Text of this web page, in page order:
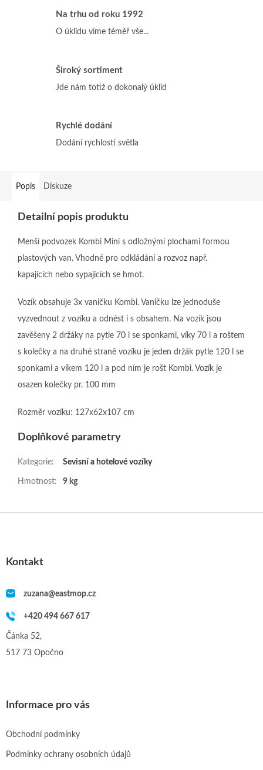
Na trhu od roku 1992
O úklidu víme téměř vše...
Široký sortiment
Jde nám totiž o dokonalý úklid
Rychlé dodání
Dodání rychlostí světla
Popis Diskuze
Detailní popis produktu
Menší podvozek Kombi Mini s odložnými plochami formou
plastových van. Vhodné pro odkládání a rozvoz např.
kapajících nebo sypajících se hmot.
Vozík obsahuje 3x vaničku Kombi. Vaničku lze jednoduše
vyzvednout z vozíku a odnést i s obsahem. Na vozík jsou
zavěšeny 2 držáky na pytle 70 l se sponkami, víky 70 l a roštem
s kolečky a na druhé straně vozíku je jeden držák pytle 120 l se
sponkami a víkem 120 l a pod ním je rošt Kombi. Vozík je
osazen kolečky pr. 100 mm
Rozměr vozíku: 127x62x107 cm
Doplňkové parametry
Kategorie: Sevisní a hotelové vozíky
Hmotnost: 9 kg
Kontakt
zuzana@eastmop.cz
+420 494 667 617
Čánka 52,
517 73 Opočno
Informace pro vás
Obchodní podmínky
Podmínky ochrany osobních údajů